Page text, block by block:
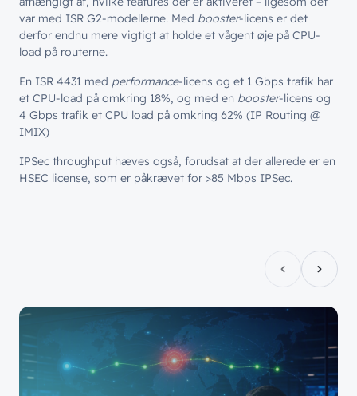
Hvad vi gør
Hvem vi er
Netværk
Cloud & AI
Møderum
Managed Security
Customer Experience
Om wingmen
Job & Karriere
Ledige stillinger
// BLIV INSPIRERET
Nyheder & presse
Vidensdeling
Events
Wingmen Community
direkte i din inbox
var med ISR G2-modellerne. Med booster-licens er det
derfor endnu mere vigtigt at holde et vågent øje på CPU-
load på routerne.
En ISR 4431 med performance-licens og et 1 Gbps trafik har
et CPU-load på omkring 18%, og med en booster-licens og
4 Gbps trafik et CPU load på omkring 62% (IP Routing @
IMIX)
IPSec throughput hæves også, forudsat at der allerede er en
HSEC license, som er påkrævet for >85 Mbps IPSec.